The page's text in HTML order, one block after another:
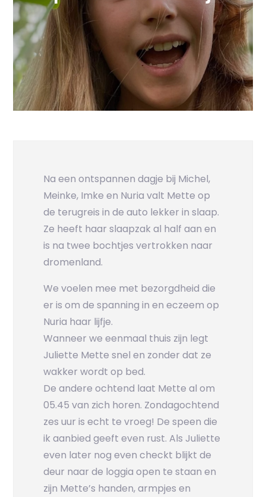
Na een ontspannen dagje bij Michel,
Meinke, Imke en Nuria valt Mette op
de terugreis in de auto lekker in slaap.
Ze heeft haar slaapzak al half aan en
is na twee bochtjes vertrokken naar
dromenland.
We voelen mee met bezorgdheid die
er is om de spanning in en eczeem op
Nuria haar lijfje.
Wanneer we eenmaal thuis zijn legt
Juliette Mette snel en zonder dat ze
wakker wordt op bed.
De andere ochtend laat Mette al om
05.45 van zich horen. Zondagochtend
zes uur is echt te vroeg! De speen die
ik aanbied geeft even rust. Als Juliette
even later nog even checkt blijkt de
deur naar de loggia open te staan en
zijn Mette’s handen, armpjes en